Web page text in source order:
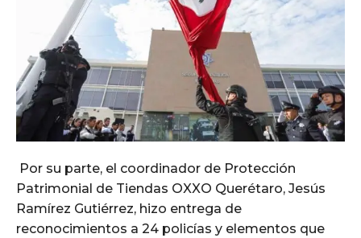
Por su parte, el coordinador de Protección
Patrimonial de Tiendas OXXO Querétaro, Jesús
Ramírez Gutiérrez, hizo entrega de
reconocimientos a 24 policías y elementos que